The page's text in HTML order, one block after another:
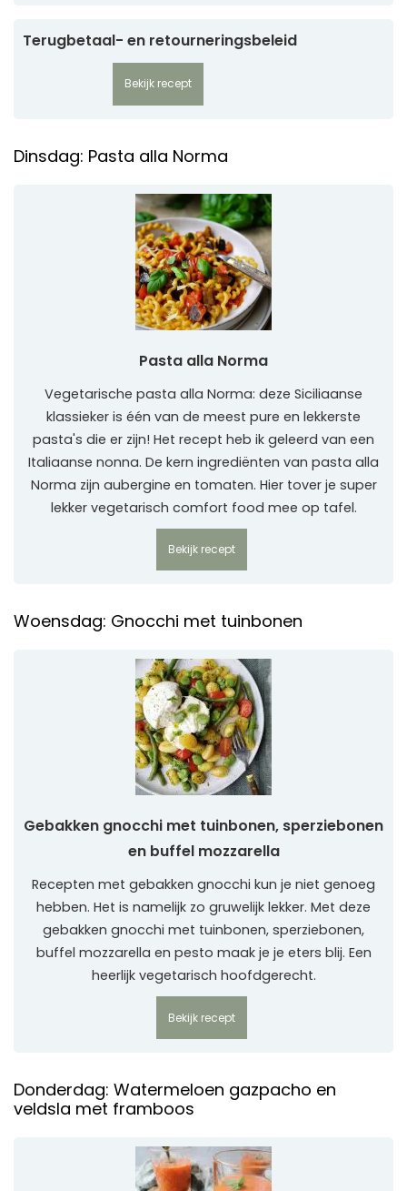
Terugbetaal- en retourneringsbeleid
Bekijk recept
Dinsdag: Pasta alla Norma
Pasta alla Norma
Vegetarische pasta alla Norma: deze Siciliaanse
klassieker is één van de meest pure en lekkerste
pasta's die er zijn! Het recept heb ik geleerd van een
Italiaanse nonna. De kern ingrediënten van pasta alla
Norma zijn aubergine en tomaten. Hier tover je super
lekker vegetarisch comfort food mee op tafel.
Bekijk recept
Woensdag: Gnocchi met tuinbonen
Gebakken gnocchi met tuinbonen, sperziebonen
en buffel mozzarella
Recepten met gebakken gnocchi kun je niet genoeg
hebben. Het is namelijk zo gruwelijk lekker. Met deze
gebakken gnocchi met tuinbonen, sperziebonen,
buffel mozzarella en pesto maak je je eters blij. Een
heerlijk vegetarisch hoofdgerecht.
Bekijk recept
Donderdag: Watermeloen gazpacho en
veldsla met framboos